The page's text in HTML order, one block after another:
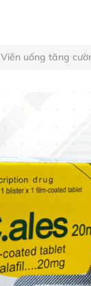
Viên uống tăng